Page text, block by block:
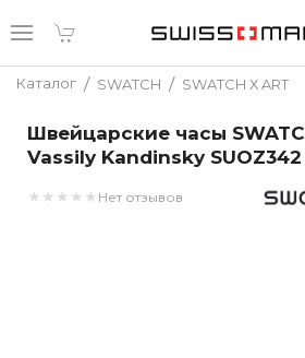
Каталог / SWATCH / SWATCH Х ART
Швейцарские часы
Vassily Kandinsky SUOZ342
★ ★ ★ ★ ★ Нет отзывов